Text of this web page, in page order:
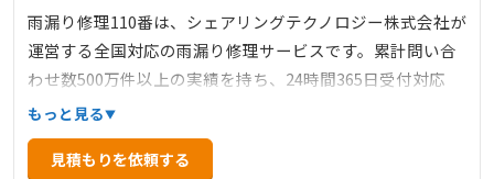
雨漏り修理110番は、シェアリングテクノロジー株式会社が
運営する全国対応の雨漏り修理サービスです。累計問い合
わせ数500万件以上の実績を持ち、24時間365日受付対応
で、緊急の雨漏りトラブルにも迅速に対応します。料金は
明確で、下地処理3900円/㎡～、カバー工法6600円/㎡～な
ど、部分修理から大規模な修繕まで幅広く対応していま
もっと見る
見積もりを依頼する